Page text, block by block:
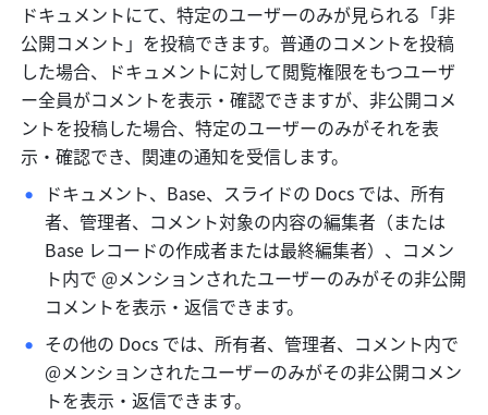
ドキュメントにて、特定のユーザーのみが見られる「非
公開コメント」を投稿できます。普通のコメントを投稿
した場合、ドキュメントに対して閲覧権限をもつユーザ
ー全員がコメントを表示・確認できますが、非公開コメ
ントを投稿した場合、特定のユーザーのみがそれを表
示・確認でき、関連の通知を受信します。
ドキュメント、Base、スライドの Docs では、所有
者、管理者、コメント対象の内容の編集者（または
Base レコードの作成者または最終編集者）、コメン
ト内で @メンションされたユーザーのみがその非公開
コメントを表示・返信できます。
その他の Docs では、所有者、管理者、コメント内で
@メンションされたユーザーのみがその非公開コメン
トを表示・返信できます。